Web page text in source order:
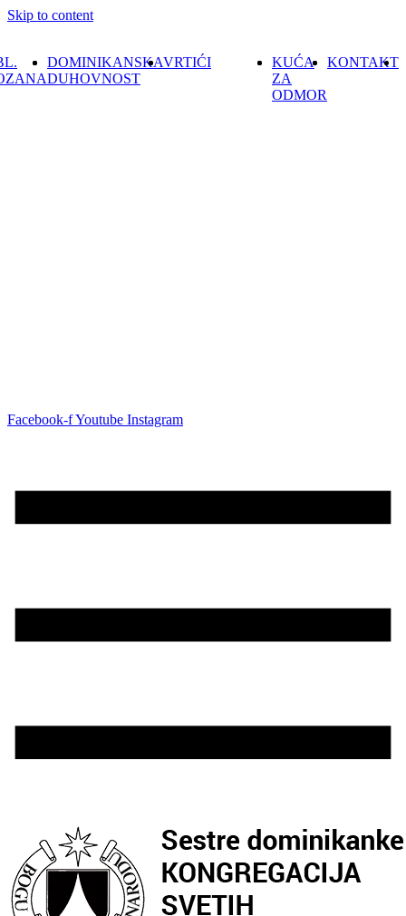
Skip to content
DOMINIKANSKA
DUHOVNOST
VRTIĆI
KUĆA
ZA
ODMOR
KONTAKT
Facebook-fYoutube Instagram